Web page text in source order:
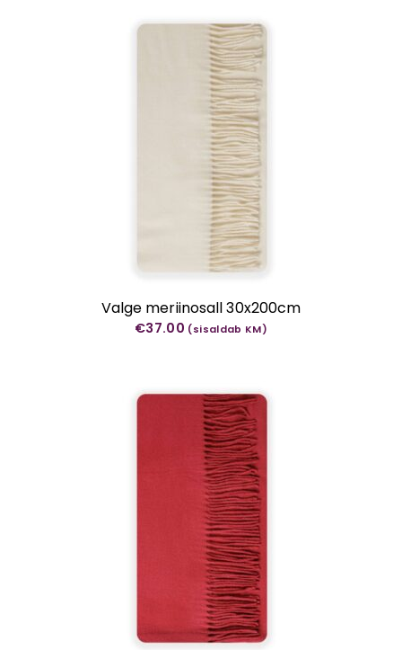
Valge meriinosall 30x200cm
€37.00 (sisaldab KM)